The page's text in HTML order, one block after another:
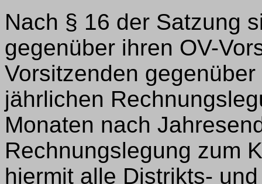
Nach § 16 der Satzung
gegenüber ihren OV-
Vorsitzenden
jährlichen
Monaten nach
Rechnungslegung zum
hiermit alle Distrikts-